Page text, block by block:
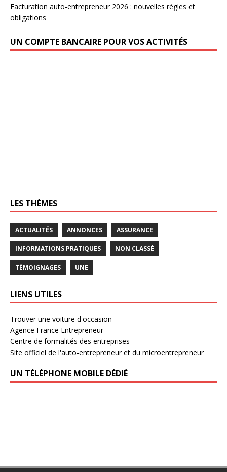
Facturation auto-entrepreneur 2026 : nouvelles règles et
obligations
UN COMPTE BANCAIRE POUR VOS ACTIVITÉS
LES THÈMES
ACTUALITÉS ANNONCES ASSURANCE
INFORMATIONS PRATIQUES NON CLASSÉ
TÉMOIGNAGES UNE
LIENS UTILES
Trouver une voiture d'occasion
Agence France Entrepreneur
Centre de formalités des entreprises
Site officiel de l'auto-entrepreneur et du microentrepreneur
UN TÉLÉPHONE MOBILE DÉDIÉ